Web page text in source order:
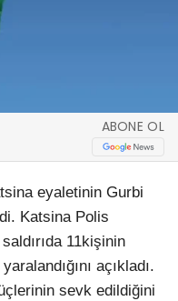
ABONE OL
eyaletinin Gurbi
Katsina Polis
11kişinin
açıkladı.
sevk edildiğini